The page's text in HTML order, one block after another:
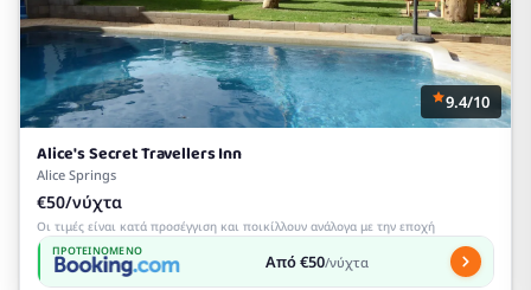
9.4/10
Alice's Secret Travellers Inn
Alice Springs
€50/νύχτα
Οι τιμές είναι κατά προσέγγιση και ποικίλλουν ανάλογα με την εποχή
ΠΡΟΤΕΙΝΌΜΕΝΟ Από €50/νύχτα